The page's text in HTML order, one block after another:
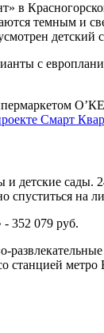
в
темным и
детский
с
Смарт
детские сады.
спуститься на
- 352 079 руб.
метро